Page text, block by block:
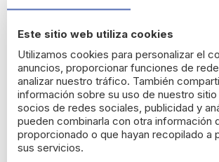
¿Cómo debes aplicarte el tinte de Phyto
antesde cada uso del producto.
Para el cabello que nunca ha sido
mezcla en las raíces y peine el resto
Déjalo durante 30 minutos.
Para cabello ya ha sido teñido,
natural se manifiesta en las raíces:
solo en las raíces y déjela actuar
Este sitio web utiliza cookies
Utilizamos cookies para personalizar el
anuncios, proporcionar funciones de
analizar nuestro tráfico. También
información sobre su uso de nuestro
socios de redes sociales, publicidad y
pueden combinarla con otra información
proporcionado o que hayan recopilado a
sus servicios.